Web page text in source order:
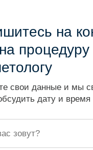
на
процедуру
свои данные и мы
дату и